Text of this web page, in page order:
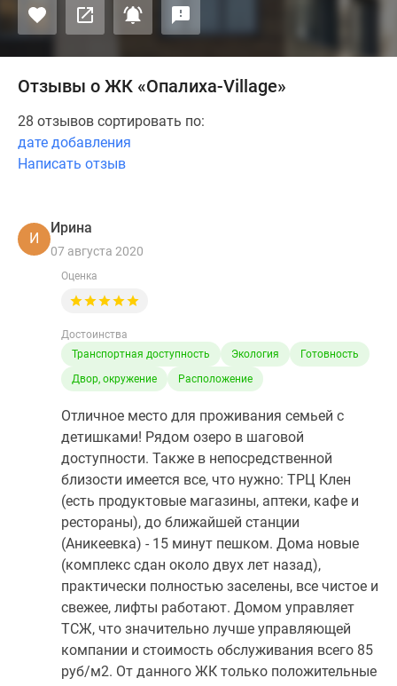
Отзывы о ЖК «Опалиха-Village»
28 отзывов сортировать по:
дате добавления
Написать отзыв
И
Ирина
07 августа 2020
Оценка
Достоинства
Транспортная доступность
Экология
Готовность
Двор, окружение
Расположение
Отличное место для проживания семьей с
детишками! Рядом озеро в шаговой
доступности. Также в непосредственной
близости имеется все, что нужно: ТРЦ Клен
(есть продуктовые магазины, аптеки, кафе и
рестораны), до ближайшей станции
(Аникеевка) - 15 минут пешком. Дома новые
(комплекс сдан около двух лет назад),
практически полностью заселены, все чистое и
свежее, лифты работают. Домом управляет
ТСЖ, что значительно лучше управляющей
компании и стоимость обслуживания всего 85
руб/м2. От данного ЖК только положительные